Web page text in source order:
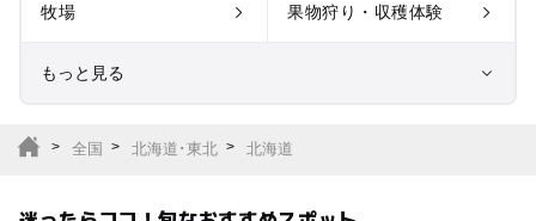
牧場 果物狩り・収穫体験
もっと見る
全国 北海道･東北 北海道